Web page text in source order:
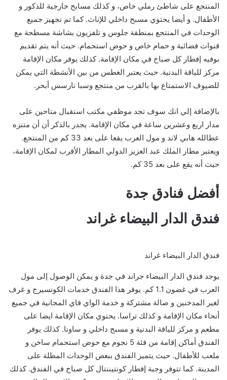
المنتجع على شاطئ رملي خاص، و كذلك مسابح خارجية للذكور و
الأطفال. و أيضا يحتوي مسبح داخلي للإناث. كما تم تجهيز جميع
الوحدات في المنتجع بمنطقة جلوس و تلفزيون بشاشة مسطحة مع
قنوات فضائية و حمام خاص و حوض استحمام. حيث أنه يتم تقديم
بوفيه إفطار كل صباح في مكان الإقامة. كذلك يوفر مكان الإقامة
مركز للياقة البدنية. حيث يعتبر الغطس من بين الأنشطة التي يمكن
للضيوف الاستمتاع بها بالقرب من منتجع وسبا نارسس أبحر.
بالإضافة إلي انك سوف تجد موظفي مكتب استقبال متاحين على
مدار اربع وعشرين ساعة في مكان الإقامة. يجدر بالذكر أن أن متنزه
عطالله هابي لاند و مول العرب يقعا على بعد 33 كم من المنتجع.
ويعتبر مطار الملك عبد العزيز الدولي المطار الأقرب لمكان الإقامة،
حيث أنه يقع على بعد 35 كم.
أفضل فنادق جدة
فندق الدار البيضاء غراند
فندق الدار البيضاء غراند
يوجد فندق الدار البيضاء جراند في جدة و يمكن الوصول إلى مول
العرب في غضون 1.1 كم. يوفر هذا الفندق خدمات الكونسيرج و غرف
لغير المدخنين و صالة مشتركة و خدمة الواي فاي المجانية في جميع
أنحاء مكان الإقامة و كذلك تراسا. يحتوي مكان الإقامة ايضا على
مطعم و مركز للياقة البدنية و مسبح داخلي و ساونا. كذلك يوفر
الفندق أماكن إقامة من فئة 5 نجوم مع حوض استحمام ساخن و
ملعب للأطفال. حيث يتميز الفندق ببعض الوحدات المطلة على
المدينة. كما تتوفر وجبة إفطار كونتيننتال كل صباح في الفندق. كذلك